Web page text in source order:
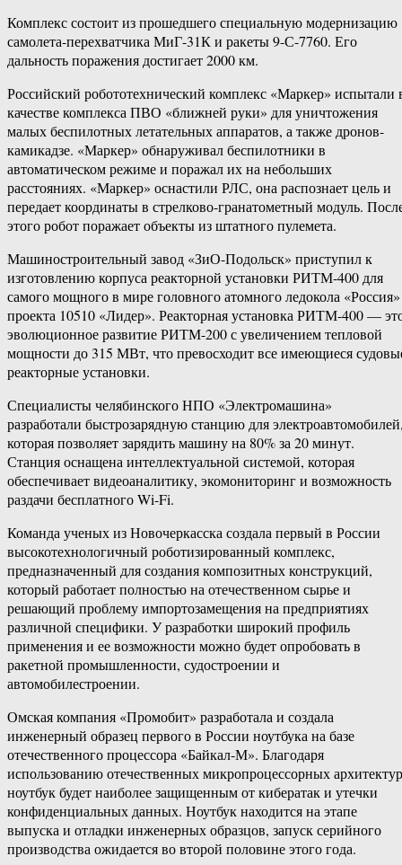
Комплекс состоит из прошедшего специальную модернизацию
самолета-перехватчика МиГ-31К и ракеты 9-С-7760. Его
дальность поражения достигает 2000 км.
Российский робототехнический комплекс «Маркер» испытали
качестве комплекса ПВО «ближней руки» для уничтожения
малых беспилотных летательных аппаратов, а также дронов-
камикадзе. «Маркер» обнаруживал беспилотники в
автоматическом режиме и поражал их на небольших
расстояниях. «Маркер» оснастили РЛС, она распознает цель и
передает координаты в стрелково-гранатометный модуль.
этого робот поражает объекты из штатного пулемета.
Машиностроительный завод «ЗиО-Подольск» приступил к
изготовлению корпуса реакторной установки РИТМ-400 для
самого мощного в мире головного атомного ледокола «Россия»
проекта 10510 «Лидер». Реакторная установка РИТМ-400 —
эволюционное развитие РИТМ-200 с увеличением тепловой
мощности до 315 МВт, что превосходит все имеющиеся
реакторные установки.
Специалисты челябинского НПО «Электромашина»
разработали быстрозарядную станцию для
которая позволяет зарядить машину на 80% за 20 минут.
Станция оснащена интеллектуальной системой, которая
обеспечивает видеоаналитику, экомониторинг и возможность
раздачи бесплатного Wi-Fi.
Команда ученых из Новочеркасска создала первый в России
высокотехнологичный роботизированный комплекс,
предназначенный для создания композитных конструкций,
который работает полностью на отечественном сырье и
решающий проблему импортозамещения на предприятиях
различной специфики. У разработки широкий профиль
применения и ее возможности можно будет опробовать в
ракетной промышленности, судостроении и
автомобилестроении.
Омская компания «Промобит» разработала и создала
инженерный образец первого в России ноутбука на базе
отечественного процессора «Байкал-М». Благодаря
использованию отечественных микропроцессорных архитектур
ноутбук будет наиболее защищенным от кибератак и утечки
конфиденциальных данных. Ноутбук находится на этапе
выпуска и отладки инженерных образцов, запуск серийного
производства ожидается во второй половине этого года.